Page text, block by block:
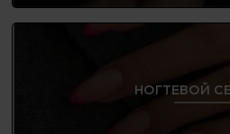
НОГТЕВОЙ